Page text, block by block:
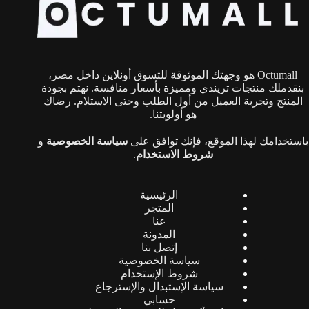
يمكن
اختيار
المنتج
Octumall هو وجهتك الموثوقة للتسوق أونلاين داخل مصر،
بنقدملك منتجات تريندي ومميزة بأسعار منافسة. نهتم بجودة
المنتج وتجربة العميل من أول الطلب وحتى الاستلام. رضاك
هو أولويتنا.
باستخدامك لهذا الموقع، فإنك توافق علىسياسة الخصوصية و
شروط الاستخدام.
الرئيسية
المتجر
عنا
المدونة
إتصل بنا
سياسة الخصوصية
شروط الإستخدام
سياسة الإستبدال والإسترجاع
حسابي